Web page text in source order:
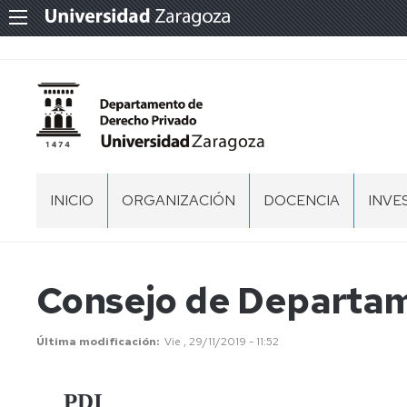
INICIO ORGANIZACIÓN
CONSEJO
DEPARTAMENTO
DOCENCIA
DOCTORADO DE
Consejo de
Última modificación Vie , 29/11/2019 - 11:52
PDI